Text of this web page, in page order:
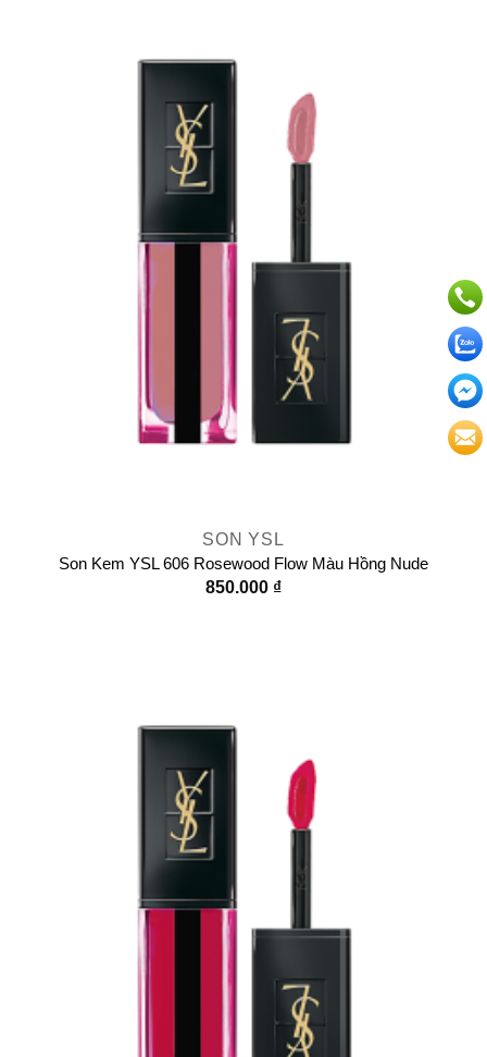
SON YSL
Son Kem YSL 606 Rosewood Flow Màu Hồng Nude
850.000 ₫